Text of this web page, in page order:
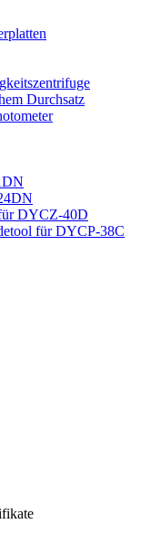
Durchsatz
DYCZ-40D
für DYCP-38C